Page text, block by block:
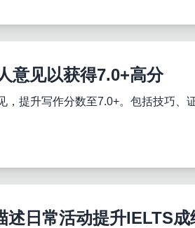
意见以获得7.0+高分
提升写作分数至7.0+。包括技巧、
述日常活动提升IELTS成